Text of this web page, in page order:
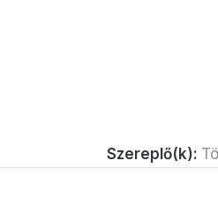
Szereplő(k):